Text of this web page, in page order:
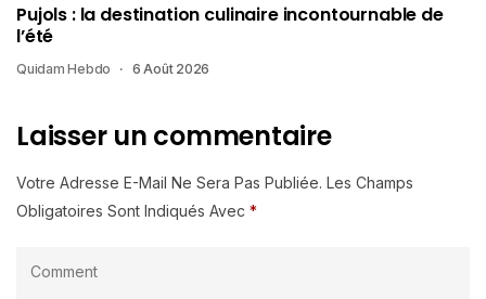
Pujols : la destination culinaire incontournable de
l’été
Quidam Hebdo 6 Août 2026
Laisser un commentaire
Votre Adresse E-Mail Ne Sera Pas Publiée. Les Champs
Obligatoires Sont Indiqués Avec *